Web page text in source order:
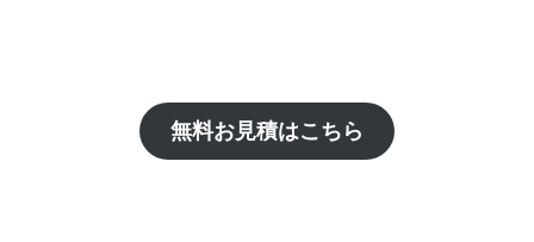
無料お見積はこちら